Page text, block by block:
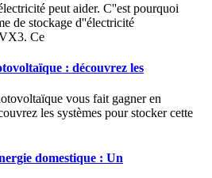
peut aider. C''est pourquoi
de stockage d''électricité
Ce
: découvrez les
vous fait gagner en
les systèmes pour stocker cette
domestique : Un